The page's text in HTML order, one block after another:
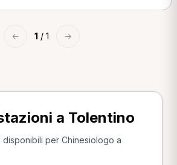
← 1 / 1 →
a Tolentino
disponibili per Chinesiologo a